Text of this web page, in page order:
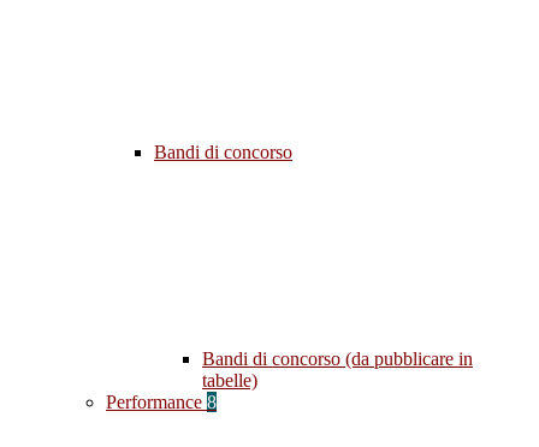
Bandi di concorso
Bandi di concorso (da pubblicare in
tabelle)
Performance 8